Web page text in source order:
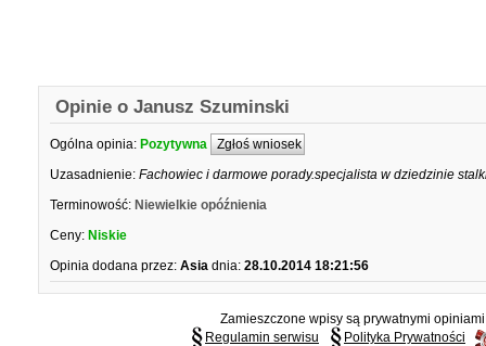
Opinie o Janusz Szuminski
Ogólna opinia: Pozytywna Zgłoś wniosek
Uzasadnienie: Fachowiec i darmowe porady.specjalista w dziedzinie
Terminowość: Niewielkie opóźnienia
Ceny: Niskie
Opinia dodana przez: Asia dnia: 28.10.2014 18:21:56
Zamieszczone wpisy są prywatnymi
Regulamin serwisu
Polityka Prywatności